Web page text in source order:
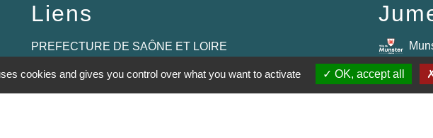
Liens
PREFECTURE DE SAÔNE ET LOIRE
RÉGION BOURGOGNE-FRANCHE-
COMTE
cookies and gives you control over what you want to activate OK, accept all